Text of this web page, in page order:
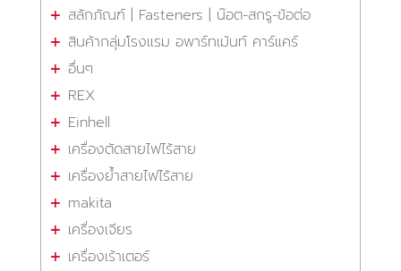
สลักภัณฑ์ | Fasteners | น๊อต-สกรู-ข้อต่อ
สินค้ากลุ่มโรงแรม อพาร์ทเม้นท์ คาร์แคร์
อื่นๆ
REX
Einhell
เครื่องตัดสายไฟไร้สาย
เครื่องย้ำสายไฟไร้สาย
makita
เครื่องเจียร
เครื่องเร้าเตอร์